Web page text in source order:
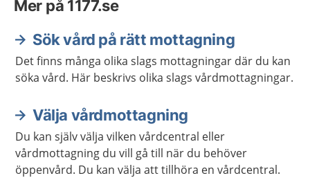
Mer på 1177.se
Sök vård på rätt mottagning
Det finns många olika slags mottagningar där du kan
söka vård. Här beskrivs olika slags vårdmottagningar.
Välja vårdmottagning
Du kan själv välja vilken vårdcentral eller
vårdmottagning du vill gå till när du behöver
öppenvård. Du kan välja att tillhöra en vårdcentral.